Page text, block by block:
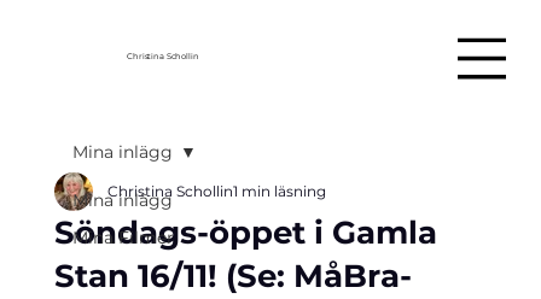
Christina Schollin
Mina inlägg
Mina Filmer
Mina inlägg
Söndags-öppet i Gamla
Stan 16/11! (Se: MåBra-
Christina Schollin1 min läsning